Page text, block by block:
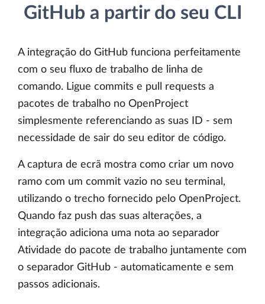
GitHub a partir do seu CLI
A integração do GitHub funciona perfeitamente
com o seu fluxo de trabalho de linha de
comando. Ligue commits e pull requests a
pacotes de trabalho no OpenProject
simplesmente referenciando as suas ID - sem
necessidade de sair do seu editor de código.
A captura de ecrã mostra como criar um novo
ramo com um commit vazio no seu terminal,
utilizando o trecho fornecido pelo OpenProject.
Quando faz push das suas alterações, a
integração adiciona uma nota ao separador
Atividade do pacote de trabalho juntamente com
o separador GitHub - automaticamente e sem
passos adicionais.